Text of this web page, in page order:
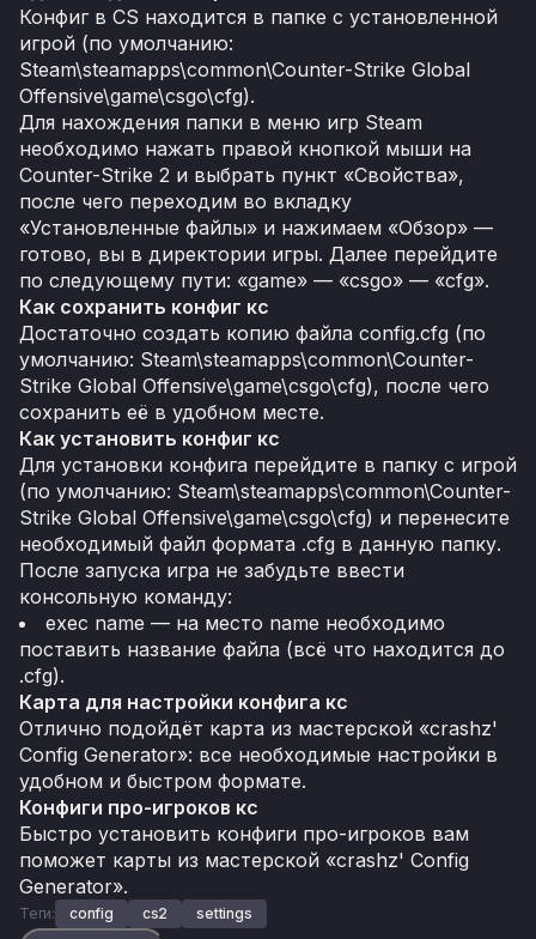
Конфиг в CS находится в папке с установленной
игрой (по умолчанию:
Steam\steamapps\common\Counter-Strike Global
Offensive\game\csgo\cfg).
Для нахождения папки в меню игр Steam
необходимо нажать правой кнопкой мыши на
Counter-Strike 2 и выбрать пункт «Свойства»,
после чего переходим во вкладку
«Установленные файлы» и нажимаем «Обзор» —
готово, вы в директории игры. Далее перейдите
по следующему пути: «game» — «csgo» — «cfg».
Как сохранить конфиг кс
Достаточно создать копию файла config.cfg (по
умолчанию: Steam\steamapps\common\Counter-
Strike Global Offensive\game\csgo\cfg), после чего
сохранить её в удобном месте.
Как установить конфиг кс
Для установки конфига перейдите в папку с игрой
(по умолчанию: Steam\steamapps\common\Counter-
Strike Global Offensive\game\csgo\cfg) и перенесите
необходимый файл формата .cfg в данную папку.
После запуска игра не забудьте ввести
консольную команду:
exec name — на место name необходимо
поставить название файла (всё что находится до
.cfg).
Карта для настройки конфига кс
Отлично подойдёт карта из мастерской «crashz'
Config Generator»: все необходимые настройки в
удобном и быстром формате.
Конфиги про-игроков кс
Быстро установить конфиги про-игроков вам
поможет карты из мастерской «crashz' Config
Generator».
Теги: config cs2
settings